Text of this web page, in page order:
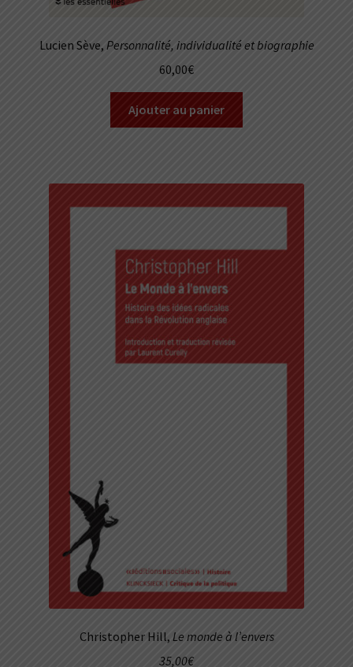
Lucien Sève, Personnalité, individualité et biographie
60,00€
Ajouter au panier
Christopher Hill, Le monde à l’envers
35,00€